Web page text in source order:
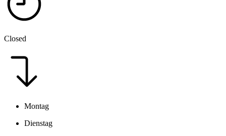
Closed
Montag
Dienstag